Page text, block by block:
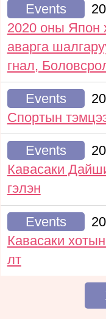
Events
2020 оны Япон
аварга
гнал,
Events
Спортын
Events
Кавасаки
гэлэн
Events
Кавасаки
лт